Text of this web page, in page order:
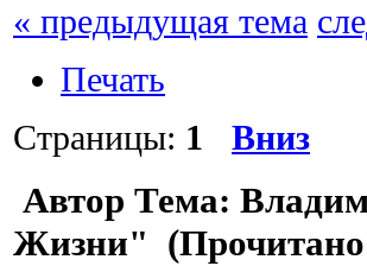
« предыдущая тема
Печать
Страницы: 1 Вниз
Автор Тема:
Жизни" (Прочитано